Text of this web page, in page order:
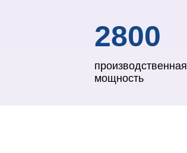
2800
производственная
мощность